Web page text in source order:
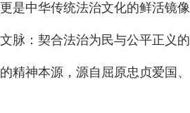
是中华传统法治文化的鲜活镜
：契合法治为民与公平正义
神本源，源自屈原忠贞爱国、